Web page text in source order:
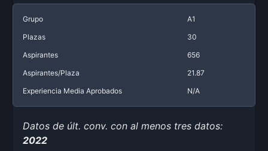
Grupo
A1
Plazas
30
Aspirantes
656
Aspirantes/Plaza
21.87
Experiencia Media Aprobados
N/A
Datos de últ. conv. con al menos tres datos:
2022